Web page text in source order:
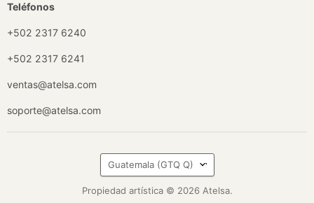
Teléfonos
+502 2317 6240
+502 2317 6241
ventas@atelsa.com
soporte@atelsa.com
País
Guatemala (GTQ Q)
Propiedad artística © 2026 Atelsa.